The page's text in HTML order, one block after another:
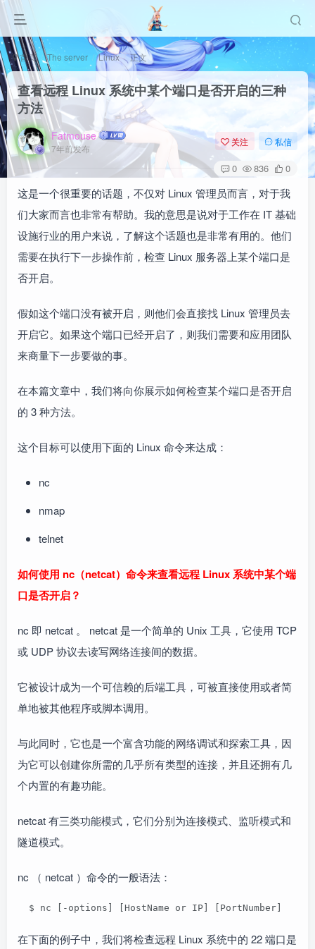
首页 The server Linux 正文
查看远程 Linux 系统中某个端口是否开启的三种
方法
Fatmouse
7年前发布
关注 私信
0 836 0
这是一个很重要的话题，不仅对 Linux 管理员而言，对于我
们大家而言也非常有帮助。我的意思是说对于工作在 IT 基础
设施行业的用户来说，了解这个话题也是非常有用的。他们
需要在执行下一步操作前，检查 Linux 服务器上某个端口是
否开启。
假如这个端口没有被开启，则他们会直接找 Linux 管理员去
开启它。如果这个端口已经开启了，则我们需要和应用团队
来商量下一步要做的事。
在本篇文章中，我们将向你展示如何检查某个端口是否开启
的 3 种方法。
这个目标可以使用下面的 Linux 命令来达成：
nc
nmap
telnet
如何使用 nc（netcat）命令来查看远程 Linux 系统中某个端
口是否开启？
nc 即 netcat 。 netcat 是一个简单的 Unix 工具，它使用 TCP
或 UDP 协议去读写网络连接间的数据。
它被设计成为一个可信赖的后端工具，可被直接使用或者简
单地被其他程序或脚本调用。
与此同时，它也是一个富含功能的网络调试和探索工具，因
为它可以创建你所需的几乎所有类型的连接，并且还拥有几
个内置的有趣功能。
netcat 有三类功能模式，它们分别为连接模式、监听模式和
隧道模式。
nc （ netcat ）命令的一般语法：
  $ nc [-options] [HostName or IP] [PortNumber]
在下面的例子中，我们将检查远程 Linux 系统中的 22 端口是